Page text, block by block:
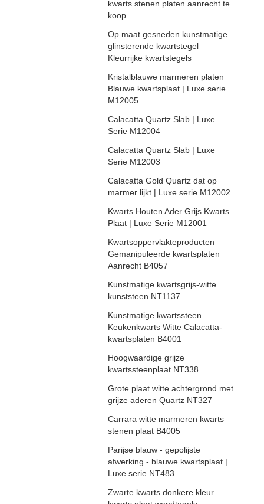
kwarts stenen platen aanrecht te
koop
Op maat gesneden kunstmatige
glinsterende kwartstegel
Kleurrijke kwartstegels
Kristalblauwe marmeren platen
Blauwe kwartsplaat | Luxe serie
M12005
Calacatta Quartz Slab | Luxe
Serie M12004
Calacatta Quartz Slab | Luxe
Serie M12003
Calacatta Gold Quartz dat op
marmer lijkt | Luxe serie M12002
Kwarts Houten Ader Grijs Kwarts
Plaat | Luxe Serie M12001
Kwartsoppervlakteproducten
Gemanipuleerde kwartsplaten
Aanrecht B4057
Kunstmatige kwartsgrijs-witte
kunststeen NT1137
Kunstmatige kwartssteen
Keukenkwarts Witte Calacatta-
kwartsplaten B4001
Hoogwaardige grijze
kwartssteenplaat NT338
Grote plaat witte achtergrond met
grijze aderen Quartz NT327
Carrara witte marmeren kwarts
stenen plaat B4005
Parijse blauw - gepolijste
afwerking - blauwe kwartsplaat |
Luxe serie NT483
Zwarte kwarts donkere kleur